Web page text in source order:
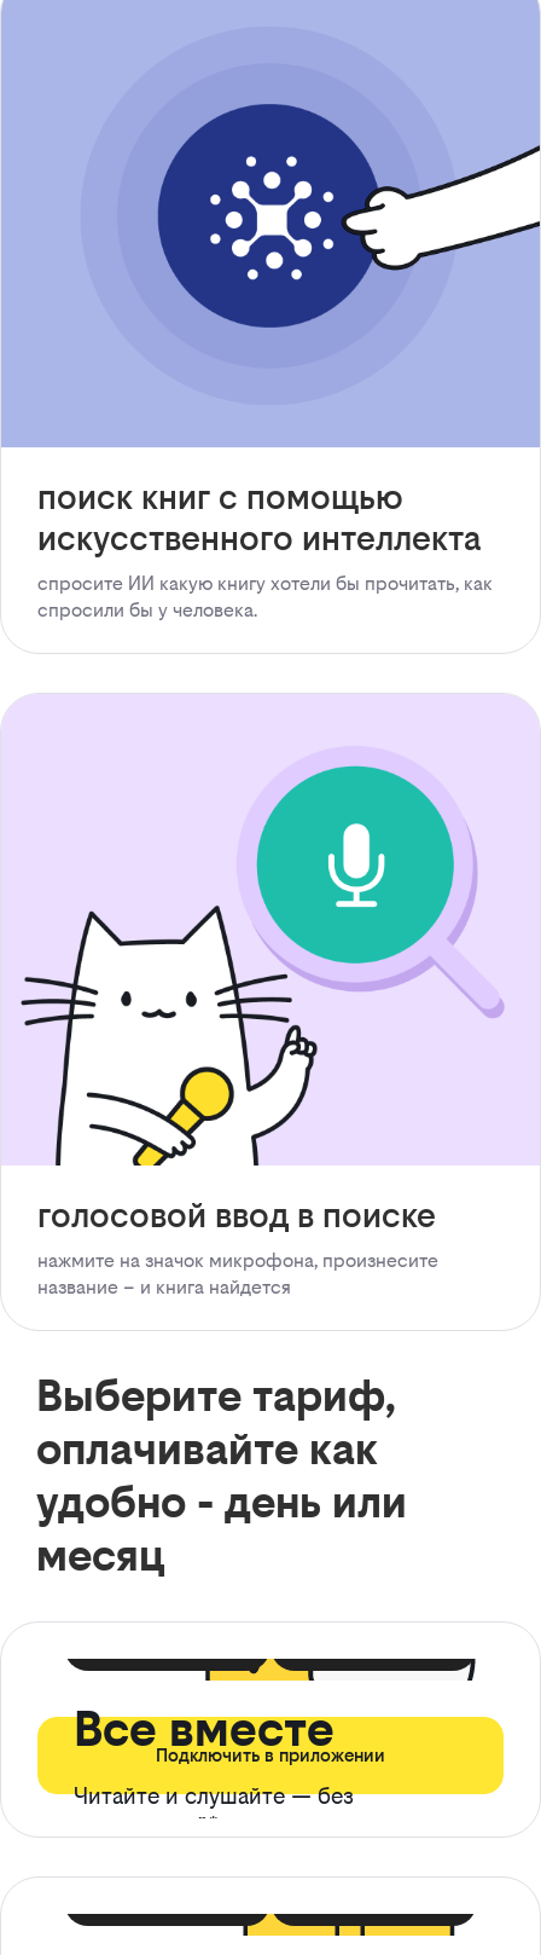
поиск книг с помощью
искусственного интеллекта
спросите ИИ какую книгу хотели бы прочитать, как
спросили бы у человека.
голосовой ввод в поиске
нажмите на значок микрофона, произнесите
название – и книга найдется
Выберите тариф,
оплачивайте как
удобно - день или
месяц
Все вместе
Читайте и слушайте — без
ограничений*
Подключить в приложении